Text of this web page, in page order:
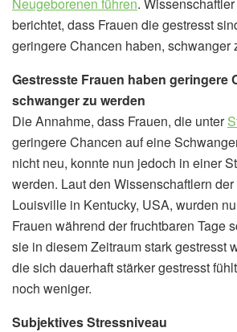
berichtet, dass Frauen die gestresst
geringere Chancen haben, schwanger
Gestresste Frauen haben geringere
schwanger zu werden
Die Annahme, dass Frauen, die unter
geringere Chancen auf eine
nicht neu, konnte nun jedoch in einer
werden. Laut den Wissenschaftlern
Louisville in Kentucky, USA, wurden
Frauen während der fruchtbaren Tage
sie in diesem Zeitraum stark gestresst
die sich dauerhaft stärker gestresst
noch weniger.
Subjektives Stressniveau